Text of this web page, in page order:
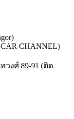
CHANNEL)
งศ์ 89-91 (ติด